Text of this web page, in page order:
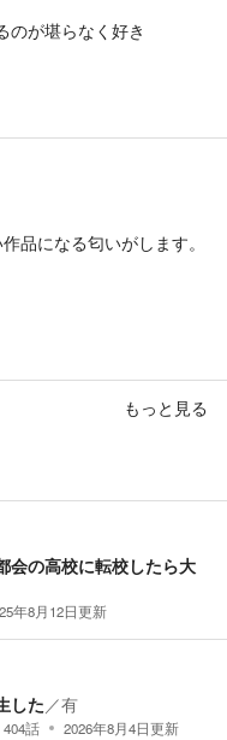
のが堪らなく好き
品になる匂いがします。
もっと見る
会の高校に転校したら大
年8月12日更新
した ／有
404話 2026年8月4日更新